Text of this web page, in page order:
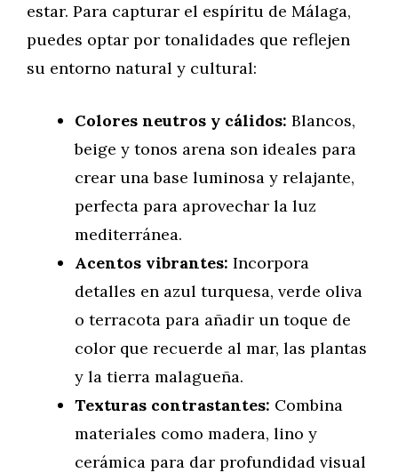
estar. Para capturar el espíritu de Málaga,
puedes optar por tonalidades que reflejen
su entorno natural y cultural:
Colores neutros y cálidos: Blancos,
beige y tonos arena son ideales para
crear una base luminosa y relajante,
perfecta para aprovechar la luz
mediterránea.
Acentos vibrantes: Incorpora
detalles en azul turquesa, verde oliva
o terracota para añadir un toque de
color que recuerde al mar, las plantas
y la tierra malagueña.
Texturas contrastantes: Combina
materiales como madera, lino y
cerámica para dar profundidad visual